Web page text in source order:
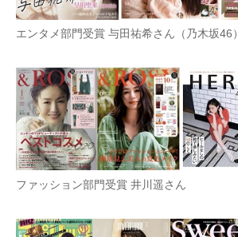
エンタメ部門受賞 与田祐希さん（乃木坂46）
ファッション部門受賞 井川遥さん